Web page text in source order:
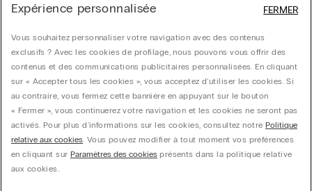
Service client
Données légales
Société
© CALZEDONIA SpA, Via Monte Baldo, 20 - 37062 - Dossobuono di Villafranca (VR) -
Expérience personnalisée
Vous souhaitez personnaliser votre navigation avec des contenus
exclusifs ? Avec les cookies de profilage, nous pouvons vous offrir des
contenus et des communications publicitaires personnalisées. En cliquant
sur « Accepter tous les cookies », vous acceptez d'utiliser les cookies. Si
au contraire, vous fermez cette bannière en appuyant sur le bouton
« Fermer », vous continuerez votre navigation et les cookies ne seront pas
activés. Pour plus d'informations sur les cookies, consultez notre Politique
relative aux cookies. Vous pouvez modifier à tout moment vos préférences
en cliquant sur Paramètres des cookiesprésents dans la politique relative
aux cookies.
FERMER